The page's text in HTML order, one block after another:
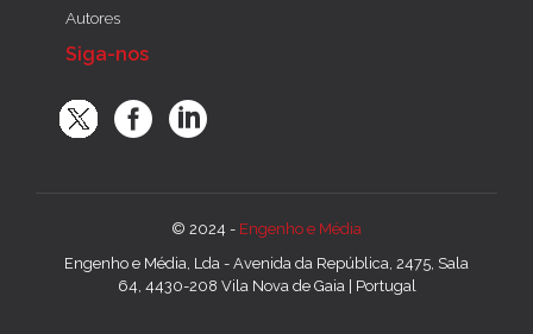
Autores
Siga-nos
© 2024 - Engenho e Média
Engenho e Média, Lda - Avenida da República, 2475, Sala
64, 4430-208 Vila Nova de Gaia | Portugal